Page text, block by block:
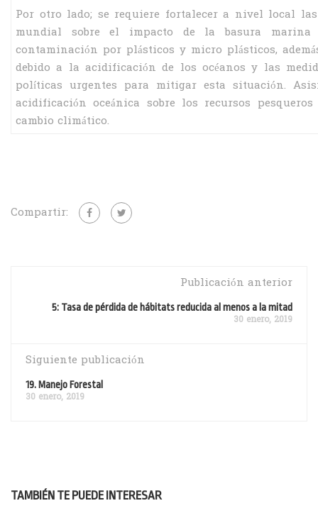
Por otro lado; se requiere fortalecer a nivel local
mundial sobre el impacto de la basura marina
contaminación por plásticos y micro plásticos,
debido a la acidificación de los océanos y las
políticas urgentes para mitigar esta situación.
acidificación oceánica sobre los recursos
cambio climático.
Compartir:
Publicación anterior
5: Tasa de pérdida de hábitats reducida al menos a la mitad
30 enero, 2019
Siguiente publicación
19. Manejo Forestal
30 enero, 2019
TAMBIÉN TE PUEDE INTERESAR